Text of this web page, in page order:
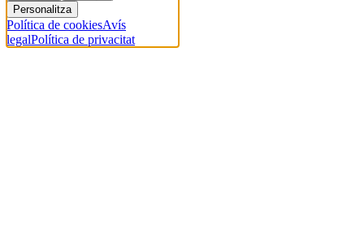
Personalitza
Política de cookiesAvís
legalPolítica de privacitat